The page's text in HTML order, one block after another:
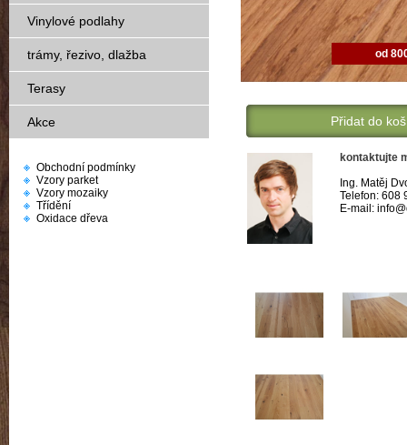
Vinylové podlahy
trámy, řezivo, dlažba
Terasy
Akce
Obchodní podmínky
Vzory parket
Vzory mozaiky
Třídění
Oxidace dřeva
od
Přidat do
kontaktujte
Ing. Matěj
Telefon: 608
E-mail: